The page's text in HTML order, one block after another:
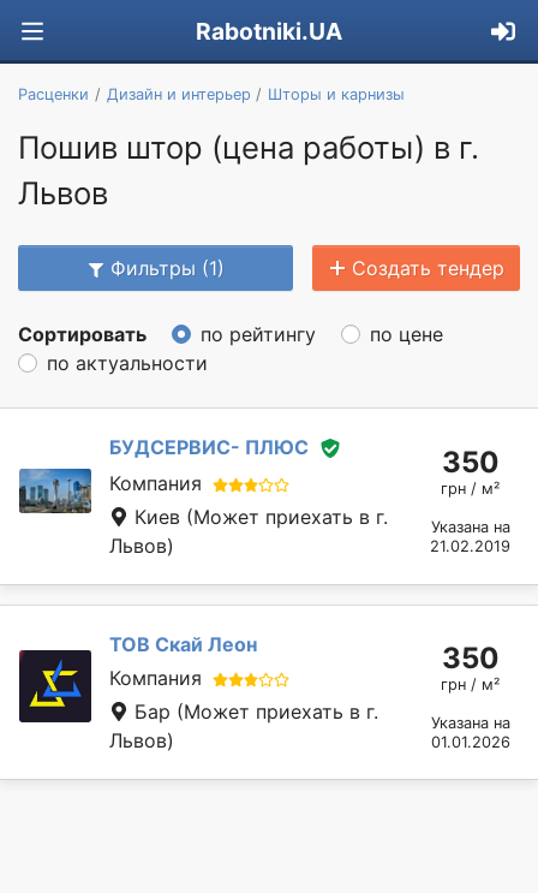
Rabotniki.UA
Расценки Дизайн и интерьер Шторы и карнизы
Пошив штор (цена работы) в г.
Львов
Фильтры (1) Создать тендер
Сортировать по рейтингу
по цене
по актуальности
БУДСЕРВИС- ПЛЮС
Компания
Киев (Может приехать в г.
Львов)
350
грн / м²
Указана на
21.02.2019
ТОВ Скай Леон
Компания
Бар (Может приехать в г.
Львов)
350
грн / м²
Указана на
01.01.2026